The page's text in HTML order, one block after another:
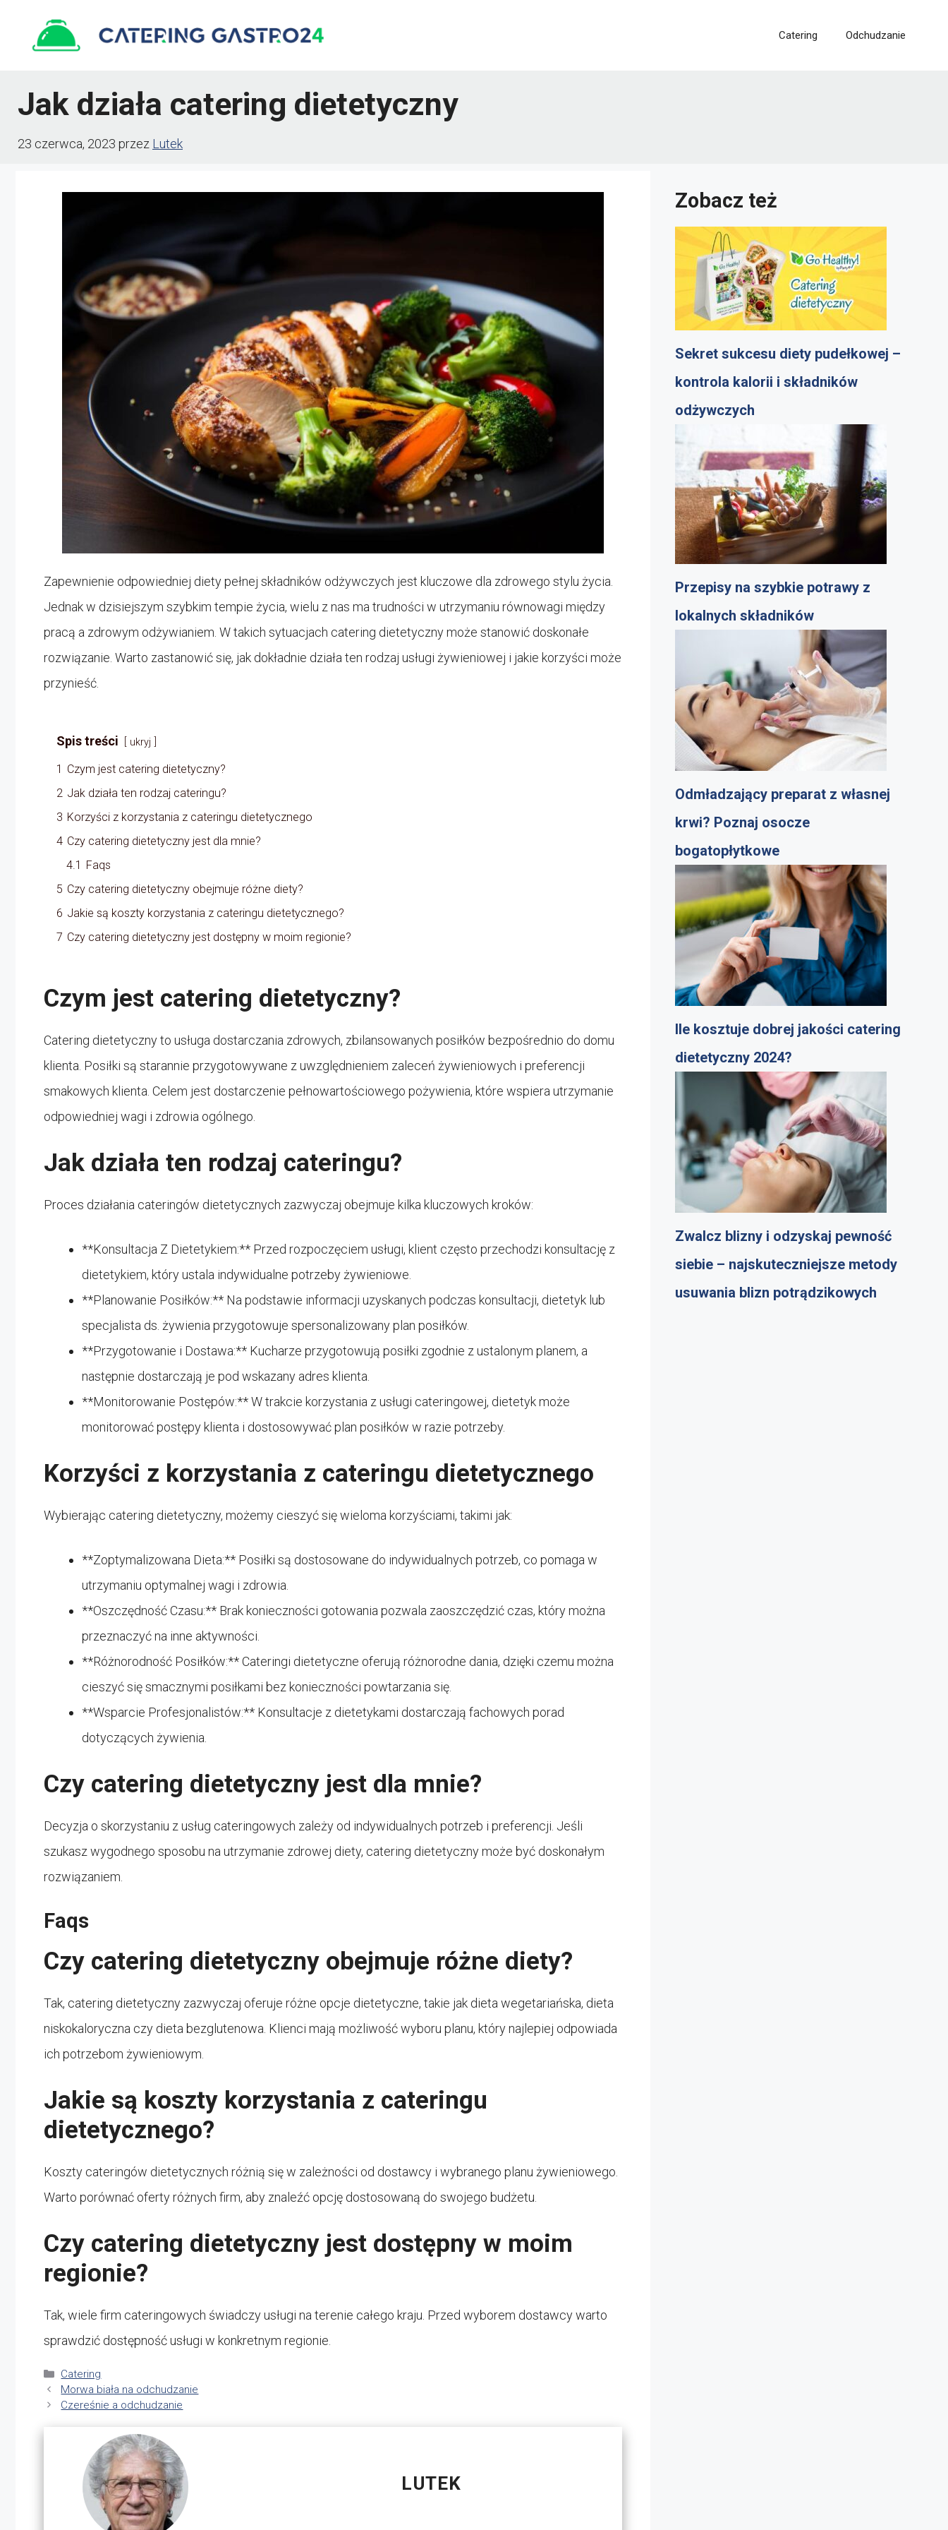
Catering Odchudzanie
Jak działa catering dietetyczny
23 czerwca, 2023 przez Lutek
Zapewnienie odpowiedniej diety pełnej składników odżywczych jest kluczowe dla zdrowego stylu życia.
Jednak w dzisiejszym szybkim tempie życia, wielu z nas ma trudności w utrzymaniu równowagi między
pracą a zdrowym odżywianiem. W takich sytuacjach catering dietetyczny może stanowić doskonałe
rozwiązanie. Warto zastanowić się, jak dokładnie działa ten rodzaj usługi żywieniowej i jakie korzyści może
przynieść.
Spis treści ukryj
1 Czym jest catering dietetyczny?
2 Jak działa ten rodzaj cateringu?
3 Korzyści z korzystania z cateringu dietetycznego
4 Czy catering dietetyczny jest dla mnie?
4.1 Faqs
5 Czy catering dietetyczny obejmuje różne diety?
6 Jakie są koszty korzystania z cateringu dietetycznego?
7 Czy catering dietetyczny jest dostępny w moim regionie?
Czym jest catering dietetyczny?
Catering dietetyczny to usługa dostarczania zdrowych, zbilansowanych posiłków bezpośrednio do domu
klienta. Posiłki są starannie przygotowywane z uwzględnieniem zaleceń żywieniowych i preferencji
smakowych klienta. Celem jest dostarczenie pełnowartościowego pożywienia, które wspiera utrzymanie
odpowiedniej wagi i zdrowia ogólnego.
Jak działa ten rodzaj cateringu?
Proces działania cateringów dietetycznych zazwyczaj obejmuje kilka kluczowych kroków:
**Konsultacja Z Dietetykiem:** Przed rozpoczęciem usługi, klient często przechodzi konsultację z
dietetykiem, który ustala indywidualne potrzeby żywieniowe.
**Planowanie Posiłków:** Na podstawie informacji uzyskanych podczas konsultacji, dietetyk lub
specjalista ds. żywienia przygotowuje spersonalizowany plan posiłków.
**Przygotowanie i Dostawa:** Kucharze przygotowują posiłki zgodnie z ustalonym planem, a
następnie dostarczają je pod wskazany adres klienta.
**Monitorowanie Postępów:** W trakcie korzystania z usługi cateringowej, dietetyk może
monitorować postępy klienta i dostosowywać plan posiłków w razie potrzeby.
Korzyści z korzystania z cateringu dietetycznego
Wybierając catering dietetyczny, możemy cieszyć się wieloma korzyściami, takimi jak:
**Zoptymalizowana Dieta:** Posiłki są dostosowane do indywidualnych potrzeb, co pomaga w
utrzymaniu optymalnej wagi i zdrowia.
**Oszczędność Czasu:** Brak konieczności gotowania pozwala zaoszczędzić czas, który można
przeznaczyć na inne aktywności.
**Różnorodność Posiłków:** Cateringi dietetyczne oferują różnorodne dania, dzięki czemu można
cieszyć się smacznymi posiłkami bez konieczności powtarzania się.
**Wsparcie Profesjonalistów:** Konsultacje z dietetykami dostarczają fachowych porad
dotyczących żywienia.
Czy catering dietetyczny jest dla mnie?
Decyzja o skorzystaniu z usług cateringowych zależy od indywidualnych potrzeb i preferencji. Jeśli
szukasz wygodnego sposobu na utrzymanie zdrowej diety, catering dietetyczny może być doskonałym
rozwiązaniem.
Faqs
Czy catering dietetyczny obejmuje różne diety?
Tak, catering dietetyczny zazwyczaj oferuje różne opcje dietetyczne, takie jak dieta wegetariańska, dieta
niskokaloryczna czy dieta bezglutenowa. Klienci mają możliwość wyboru planu, który najlepiej odpowiada
ich potrzebom żywieniowym.
Jakie są koszty korzystania z cateringu
dietetycznego?
Koszty cateringów dietetycznych różnią się w zależności od dostawcy i wybranego planu żywieniowego.
Warto porównać oferty różnych firm, aby znaleźć opcję dostosowaną do swojego budżetu.
Czy catering dietetyczny jest dostępny w moim
regionie?
Tak, wiele firm cateringowych świadczy usługi na terenie całego kraju. Przed wyborem dostawcy warto
sprawdzić dostępność usługi w konkretnym regionie.
Kategorie
Catering
Morwa biała na odchudzanie
Czereśnie a odchudzanie
LUTEK
Zobacz też
Sekret sukcesu diety pudełkowej –
kontrola kalorii i składników
odżywczych
Przepisy na szybkie potrawy z
lokalnych składników
Odmładzający preparat z własnej
krwi? Poznaj osocze
bogatopłytkowe
Ile kosztuje dobrej jakości catering
dietetyczny 2024?
Zwalcz blizny i odzyskaj pewność
siebie – najskuteczniejsze metody
usuwania blizn potrądzikowych